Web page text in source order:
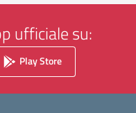
ufficiale su:
Play Store